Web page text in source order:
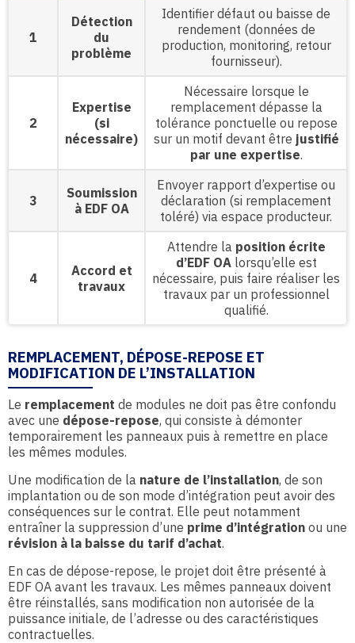
1
Détection
du
problème
Identifier défaut ou baisse de
rendement (données de
production, monitoring, retour
fournisseur).
2
Expertise
(si
nécessaire)
Nécessaire lorsque le
remplacement dépasse la
tolérance ponctuelle ou repose
sur un motif devant être justifié
par une expertise.
3
Soumission
à EDF OA
Envoyer rapport d’expertise ou
déclaration (si remplacement
toléré) via espace producteur.
4
Accord et
travaux
Attendre la position écrite
d’EDF OAlorsqu’elle est
nécessaire, puis faire réaliser les
travaux par un professionnel
qualifié.
REMPLACEMENT, DÉPOSE-REPOSE ET
MODIFICATION DE L’INSTALLATION
Le remplacement de modules ne doit pas être confondu
avec une dépose-repose, qui consiste à démonter
temporairement les panneaux puis à remettre en place
les mêmes modules.
Une modification de la nature de l’installation, de son
implantation ou de son mode d’intégration peut avoir des
conséquences sur le contrat. Elle peut notamment
entraîner la suppression d’une prime d’intégration ou une
révision à la baisse du tarif d’achat.
En cas de dépose-repose, le projet doit être présenté à
EDF OA avant les travaux. Les mêmes panneaux doivent
être réinstallés, sans modification non autorisée de la
puissance initiale, de l’adresse ou des caractéristiques
contractuelles.